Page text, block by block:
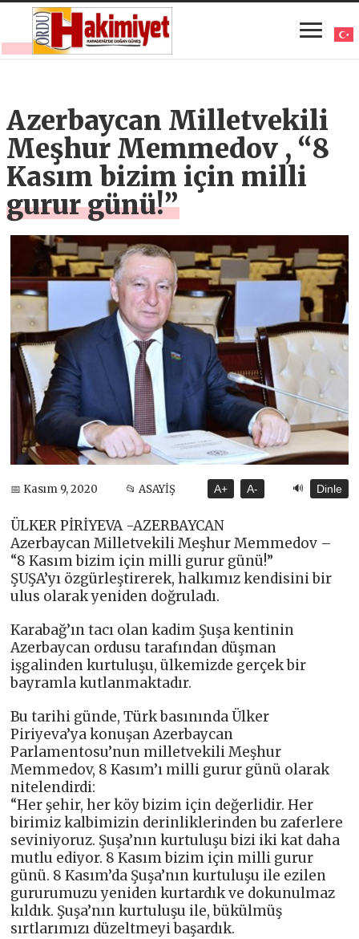
Azerbaycan Milletvekili
Meşhur Memmedov , “8
Kasım bizim için milli
gurur günü!”
📅 Kasım 9, 2020 📂 ASAYİŞ A+ A- 🔊 Dinle
ÜLKER PİRİYEVA -AZERBAYCAN
Azerbaycan Milletvekili Meşhur Memmedov –
“8 Kasım bizim için milli gurur günü!”
ŞUŞA’yı özgürleştirerek, halkımız kendisini bir
ulus olarak yeniden doğruladı.
Karabağ’ın tacı olan kadim Şuşa kentinin
Azerbaycan ordusu tarafından düşman
işgalinden kurtuluşu, ülkemizde gerçek bir
bayramla kutlanmaktadır.
Bu tarihi günde, Türk basınında Ülker
Piriyeva’ya konuşan Azerbaycan
Parlamentosu’nun milletvekili Meşhur
Memmedov, 8 Kasım’ı milli gurur günü olarak
nitelendirdi:
“Her şehir, her köy bizim için değerlidir. Her
birimiz kalbimizin derinliklerinden bu zaferlere
seviniyoruz. Şuşa’nın kurtuluşu bizi iki kat daha
mutlu ediyor. 8 Kasım bizim için milli gurur
günü. 8 Kasım’da Şuşa’nın kurtuluşu ile ezilen
gururumuzu yeniden kurtardık ve dokunulmaz
kıldık. Şuşa’nın kurtuluşu ile, bükülmüş
sırtlarımızı düzeltmeyi başardık.